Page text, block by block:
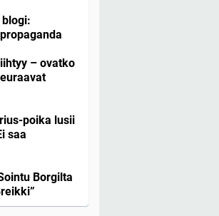
– ovatko
poika lusii
saa
Borgilta